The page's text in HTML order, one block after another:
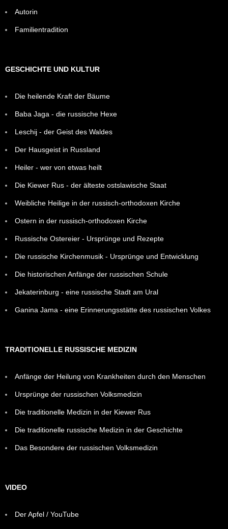
Autorin
Familientradition
GESCHICHTE UND KULTUR
Die heilende Kraft der Bäume
Baba Jaga - die russische Hexe
Leschij - der Geist des Waldes
Der Hausgeist in Russland
Heiler - wer von etwas heilt
Die Kiewer Rus - der älteste ostslawische Staat
Weibliche Heilige in der russisch-orthodoxen Kirche
Ostern in der russisch-orthodoxen Kirche
Russische Ostereier - Ursprünge und Rezepte
Die russische Kirchenmusik - Ursprünge und Entwicklung
Die historischen Anfänge der russischen Schule
Jekaterinburg - eine russische Stadt am Ural
Ganina Jama - eine Erinnerungsstätte des russischen Volkes
TRADITIONELLE RUSSISCHE MEDIZIN
Anfänge der Heilung von Krankheiten durch den Menschen
Ursprünge der russischen Volksmedizin
Die traditionelle Medizin in der Kiewer Rus
Die traditionelle russische Medizin in der Geschichte
Das Besondere der russischen Volksmedizin
VIDEO
Der Apfel / YouTube